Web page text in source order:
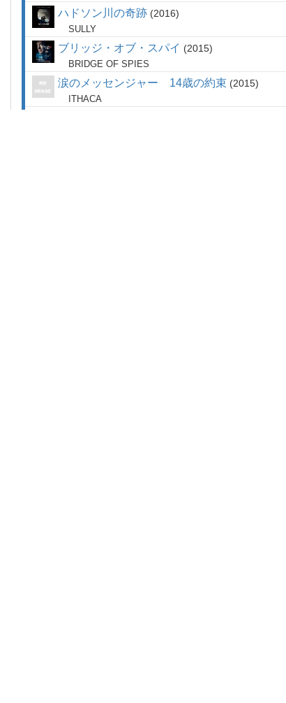
ハドソン川の奇跡 2016
SULLY
ブリッジ・オブ・スパイ 2015
BRIDGE OF SPIES
涙のメッセンジャー 14歳の約束 2015
ITHACA